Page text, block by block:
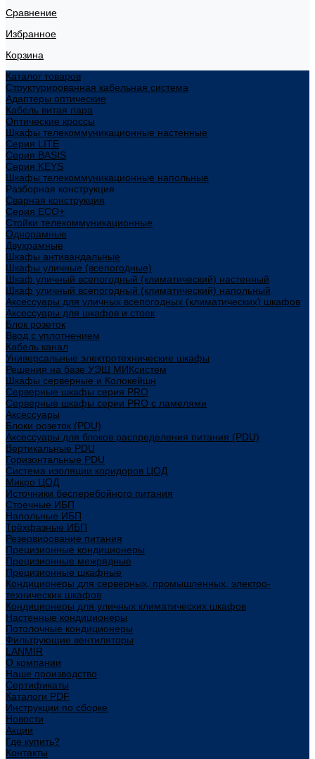
Сравнение
Избранное
Корзина
Каталог товаров
Структурированная кабельная система
Адаптеры оптические
Кабель витая пара
Оптические кроссы
Шкафы телекоммуникационные настенные
Cерия LITE
Cерия BASIS
Cерия KEYS
Шкафы телекоммуникационные напольные
Разборная конструкция
Сварная конструкция
Серия ECO+
Стойки телекоммуникационные
Однорамные
Двухрамные
Шкафы антивандальные
Шкафы уличные (всепогодные)
Шкаф уличный всепогодный (климатический) настенный
Шкаф уличный всепогодный (климатический) напольный
Аксессуары для уличных всепогодных (климатических) шкафов
Аксессуары для шкафов и стоек
Блок розеток
Ввод с уплотнением
Кабель канал
Универсальные электротехнические шкафы
Решения на базе УЭШ МИКсистем
Шкафы серверные и Колокейшн
Серверные шкафы серия PRO
Серверные шкафы серии PRO с ламелями
Аксессуары
Блоки розеток (PDU)
Аксессуары для блоков распределения питания (PDU)
Вертикальные PDU
Горизонтальные PDU
Система изоляции коридоров ЦОД
Микро ЦОД
Источники бесперебойного питания
Стоечные ИБП
Напольные ИБП
Трёхфазные ИБП
Резервирование питания
Прецизионные кондиционеры
Прецизионные межрядные
Прецизионные шкафные
Кондиционеры для серверных, промышленных, электро-
технических шкафов
Кондиционеры для уличных климатических шкафов
Настенные кондиционеры
Потолочные кондиционеры
Фильтрующие вентиляторы
LANMIR
О компании
Наше производство
Сертификаты
Каталоги PDF
Инструкции по сборке
Новости
Акции
Где купить?
Контакты